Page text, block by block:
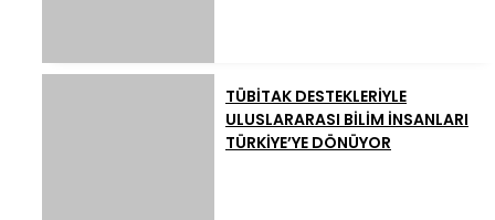
TÜBİTAK DESTEKLERİYLE
ULUSLARARASI BİLİM İNSANLARI
TÜRKİYE’YE DÖNÜYOR